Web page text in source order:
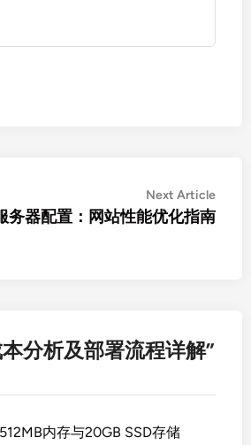
Next ArticleNext
article:
务器配置：网站性能优化指南
分析及部署流程详解”
内存与20GB SSD存储